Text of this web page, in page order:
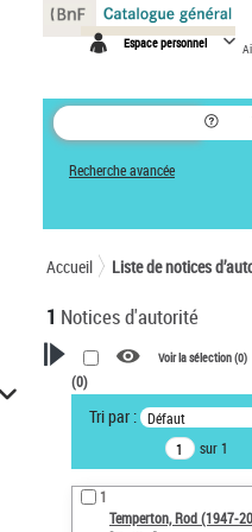
Espace personnel
Recherche avancée
Accueil Liste de notices
1 Notices d'autorité
VOTRE RECHERCHE
Recherche avancée dans
notices d’autorité
Œuvres liées à l'auteur :
Temperton, Rod (1947-
Voir la sélection (0)
(0)
Tri par : Défaut
sur 1
1
Temperton, Rod (1947-
Panneau de gestion des cookies